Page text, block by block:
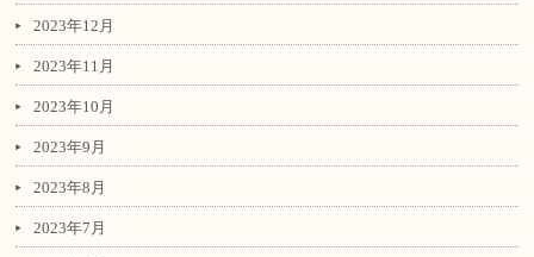
2023年12月
2023年11月
2023年10月
2023年9月
2023年8月
2023年7月